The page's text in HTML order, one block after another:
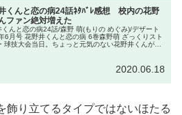
くんと恋の病24話ﾈﾀﾊﾞﾚ感想 校内の花野
ファン絶対増えた
くんと恋の病24話/森野 萌(もりの めぐみ)/デザート
6月号 花野井くんと恋の病 6巻森野萌 ざっくりスト
球技大会当日。ちょっと元気のない花野井くんが気
2020.06.18
飾り立てるタイプではないほたる